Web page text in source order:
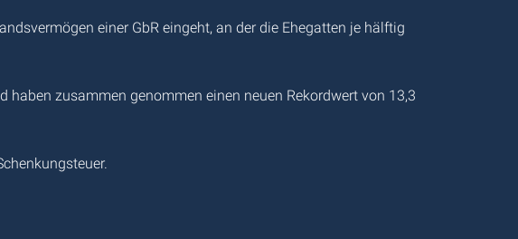
einer GbR eingeht, an der die Ehegatten je hälftig
zusammen genommen einen neuen Rekordwert von 13,3